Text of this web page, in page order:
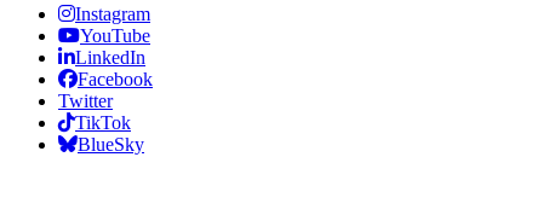
Instagram
YouTube
LinkedIn
Facebook
Twitter
TikTok
BlueSky